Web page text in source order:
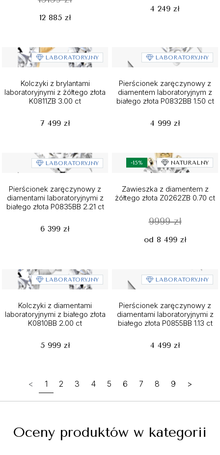
12 885 zł
4 249 zł
LABORATORYJNY
Kolczyki z brylantami
laboratoryjnymi z żółtego złota
K0811ZB 3.00 ct
7 499 zł
LABORATORYJNY
Pierścionek zaręczynowy z
diamentem laboratoryjnym z
białego złota P0832BB 1.50 ct
4 999 zł
LABORATORYJNY
Pierścionek zaręczynowy z
diamentami laboratoryjnymi z
białego złota P0835BB 2.21 ct
6 399 zł
-15% NATURALNY
Zawieszka z diamentem z
żółtego złota Z0262ZB 0.70 ct
9999 zł
od 8 499 zł
LABORATORYJNY
Kolczyki z diamentami
laboratoryjnymi z białego złota
K0810BB 2.00 ct
5 999 zł
LABORATORYJNY
Pierścionek zaręczynowy z
diamentami laboratoryjnymi z
białego złota P0855BB 1.13 ct
4 499 zł
< 1 2 3 4 5 6 7 8 9 >
Oceny produktów w kategorii